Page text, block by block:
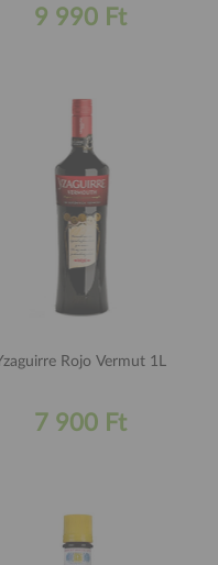
9 990 Ft
Rojo Vermut 1L
7 900 Ft